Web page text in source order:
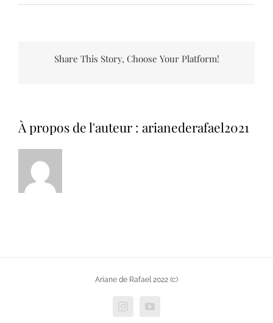
Share This Story, Choose Your Platform!
À propos de l'auteur : arianederafael2021
Ariane de Rafael 2022 (c)
InstagramYouTube